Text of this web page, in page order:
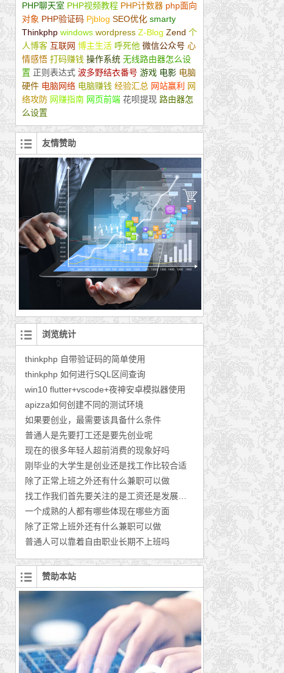
PHP聊天室 PHP视频教程 PHP计数器 php面向
对象 PHP验证码 Pjblog SEO优化 smarty
Thinkphp windows wordpress Z-Blog Zend 个
人博客 互联网 博主生活 呼死他 微信公众号 心
情感悟 打码赚钱 操作系统 无线路由器怎么设
置 正则表达式 波多野结衣番号 游戏 电影 电脑
硬件 电脑网络 电脑赚钱 经验汇总 网站赢利
网
络攻防 网赚指南 网页前端 花呗提现 路由器怎
么设置
友情赞助
浏览统计
thinkphp 自带验证码的简单使用
thinkphp 如何进行SQL区间查询
win10 flutter+vscode+夜神安卓模拟器使用
apizza如何创建不同的测试环境
如果要创业，最需要该具备什么条件
普通人是先要打工还是要先创业呢
现在的很多年轻人超前消费的现象好吗
刚毕业的大学生是创业还是找工作比较合适
除了正常上班之外还有什么兼职可以做
一个成熟的人都有哪些体现在哪些方面
除了正常上班外还有什么兼职可以做
普通人可以靠着自由职业长期不上班吗
赞助本站